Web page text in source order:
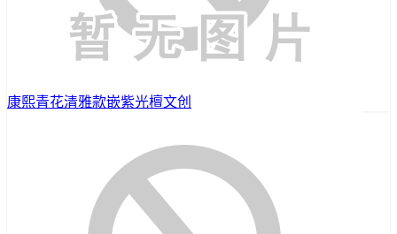
康熙青花清雅款嵌紫光檀文创